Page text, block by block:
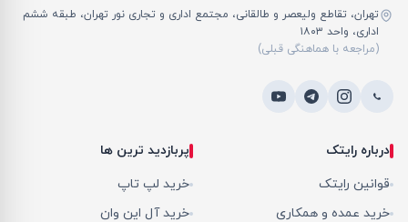
تهران، تقاطع ولیعصر و طالقانی، مجتمع اداری و تجاری نور تهران، طبقه ششم
اداری، واحد ۱۸۰۳
(مراجعه با هماهنگی قبلی)
درباره رایتک
قوانین رایتک
خرید عمده و همکاری
پربازدید ترین ها
خرید لپ تاپ
خرید آل این وان